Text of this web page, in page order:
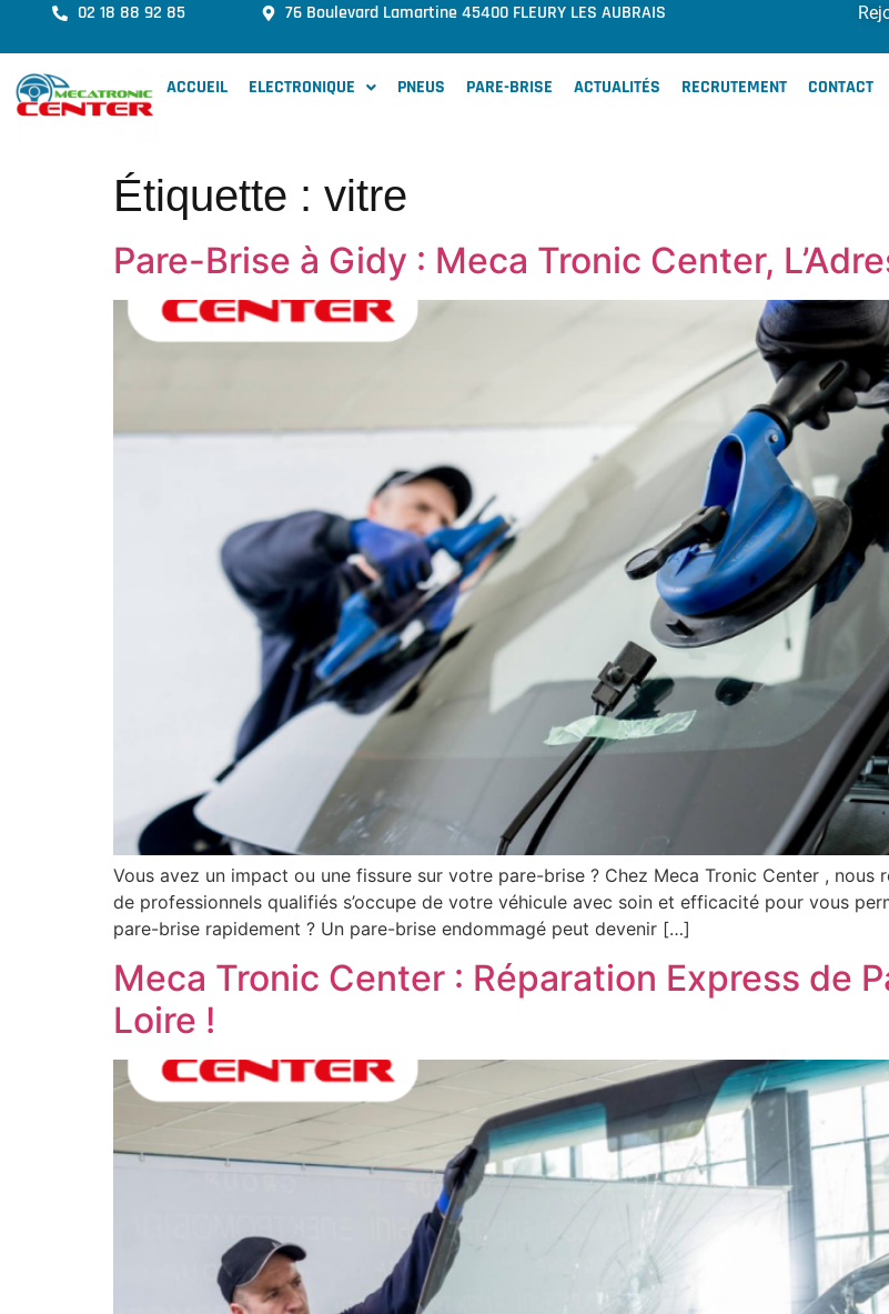
02 18 88 92 85 76 Boulevard Lamartine 45400 FLEURY LES AUBRAIS
ACCUEIL ELECTRONIQUE PNEUS PARE-BRISE ACTUALITÉS RECRUTEMENT CONTACT
Étiquette : vitre
Pare-Brise à Gidy : Meca Tronic Center,
Vous avez un impact ou une fissure sur votre pare-brise ? Chez Meca Tronic Center ,
de professionnels qualifiés s’occupe de votre véhicule avec soin et efficacité pour vous
pare-brise rapidement ? Un pare-brise endommagé peut devenir […]
Meca Tronic Center : Réparation Express de
Loire !